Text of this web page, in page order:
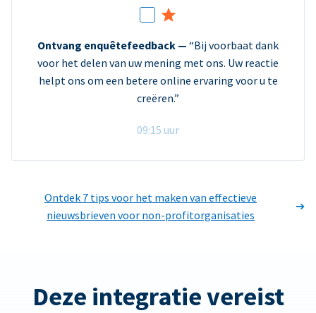
Ontvang enquêtefeedback — “Bij voorbaat dank
voor het delen van uw mening met ons. Uw reactie
helpt ons om een betere online ervaring voor u te
creëren.”
09:15 uur
Ontdek 7 tips voor het maken van effectieve
nieuwsbrieven voor non-profitorganisaties
Deze integratie vereist